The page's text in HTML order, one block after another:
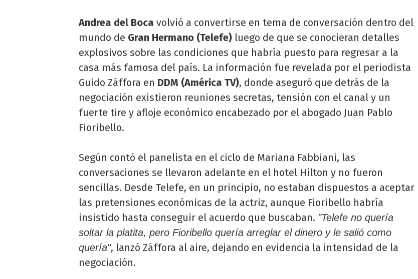
Andrea del Boca volvió a convertirse en tema de conversación dentro del
mundo de Gran Hermano (Telefe) luego de que se conocieran detalles
explosivos sobre las condiciones que habría puesto para regresar a la
casa más famosa del país. La información fue revelada por el periodista
Guido Záffora en DDM (América TV), donde aseguró que detrás de la
negociación existieron reuniones secretas, tensión con el canal y un
fuerte tire y afloje económico encabezado por el abogado Juan Pablo
Fioribello.
Según contó el panelista en el ciclo de Mariana Fabbiani, las
conversaciones se llevaron adelante en el hotel Hilton y no fueron
sencillas. Desde Telefe, en un principio, no estaban dispuestos a aceptar
las pretensiones económicas de la actriz, aunque Fioribello habría
insistido hasta conseguir el acuerdo que buscaban. "Telefe no quería
soltar la platita, pero Fioribello quería arreglar el dinero y le salió como
quería", lanzó Záffora al aire, dejando en evidencia la intensidad de la
negociación.